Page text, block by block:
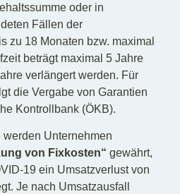
oder in
Fällen der
zu 18 Monaten bzw. maximal
beträgt maximal 5 Jahre
verlängert werden. Für
die Vergabe von Garantien
Kontrollbank (ÖKB).
Unternehmen
von Fixkosten“ gewährt,
19 ein Umsatzverlust von
Je nach Umsatzausfall